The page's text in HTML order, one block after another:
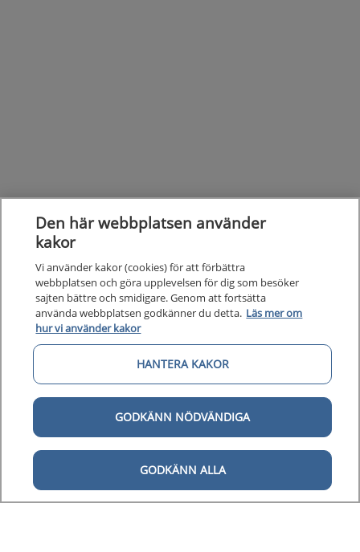
Kunskapsstöd
Om 1177 för vårdpersonal Om
Digital tillgänglighet Digital
för vårdpersonal
Den här webbplatsen använder
kakor
Vi använder kakor (cookies) för att förbättra
webbplatsen och göra upplevelsen för dig som besöker
sajten bättre och smidigare. Genom att fortsätta
använda webbplatsen godkänner du detta. Läs mer om
hur vi använder kakor
HANTERA KAKOR
GODKÄNN NÖDVÄNDIGA
GODKÄNN ALLA